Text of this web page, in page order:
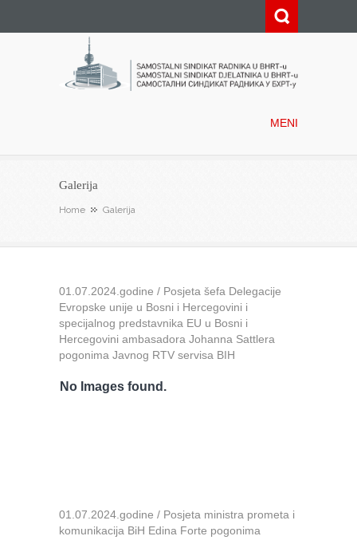
MENI
Galerija
Home Galerija
01.07.2024.godine / Posjeta šefa Delegacije
Evropske unije u Bosni i Hercegovini i
specijalnog predstavnika EU u Bosni i
Hercegovini ambasadora Johanna Sattlera
pogonima Javnog RTV servisa BIH
No Images found.
01.07.2024.godine / Posjeta ministra prometa i
komunikacija BiH Edina Forte pogonima